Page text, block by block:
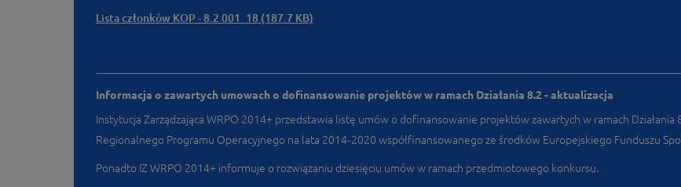
Lista członków KOP - 8.2 001_18 (187.7 KB)
Informacja o zawartych umowach o dofinansowanie projektów w ramach Działania 8.2 - aktualizacja
Instytucja Zarządzająca WRPO 2014+ przedstawia listę umów o dofinansowanie projektów zawartych w ramach Działania
Regionalnego Programu Operacyjnego na lata 2014‑2020 współfinansowanego ze środków Europejskiego Funduszu
Ponadto IZ WRPO 2014+ informuje o rozwiązaniu dziesięciu umów w ramach przedmiotowego konkursu.